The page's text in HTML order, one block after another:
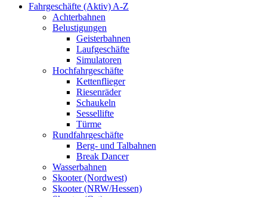
Fahrgeschäfte (Aktiv) A-Z
Achterbahnen
Belustigungen
Geisterbahnen
Laufgeschäfte
Simulatoren
Hochfahrgeschäfte
Kettenflieger
Riesenräder
Schaukeln
Sessellifte
Türme
Rundfahrgeschäfte
Berg- und Talbahnen
Break Dancer
Wasserbahnen
Skooter (Nordwest)
Skooter (NRW/Hessen)